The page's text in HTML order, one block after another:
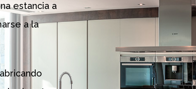
estancia a
a la